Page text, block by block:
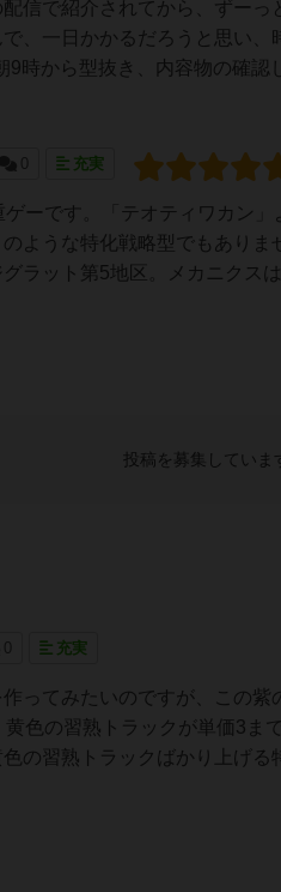
信で紹介されてから、ずー
、一日かかるだろうと思い
9時から型抜き、内容物の確
0 充実
ーです。「テオティワカン
ような特化戦略型でもあり
ラット第5地区。メカニクス
投稿を募集しています
0 充実
ってみたいのですが、この
色の習熟トラックが単価3ま
の習熟トラックばかり上げる